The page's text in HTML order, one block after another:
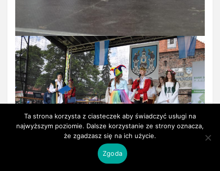
Ta strona korzysta z ciasteczek aby świadczyć usługi na
najwyższym poziomie. Dalsze korzystanie ze strony oznacza,
że zgadzasz się na ich użycie.
Zgoda